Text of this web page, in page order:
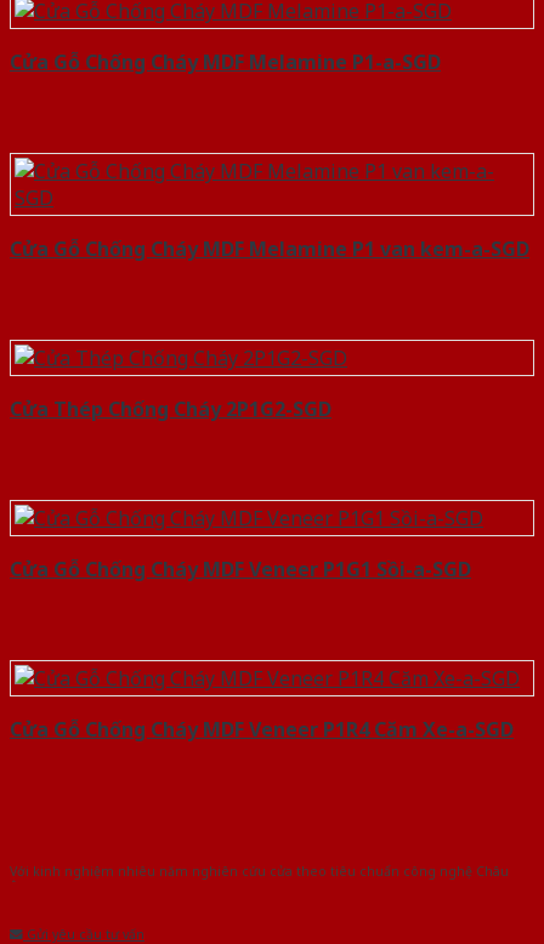
Cửa Gỗ Chống Cháy MDF Melamine P1-a-SGD
Cửa Gỗ Chống Cháy MDF Melamine P1 van kem-a-SGD
Cửa Thép Chống Cháy 2P1G2-SGD
Cửa Gỗ Chống Cháy MDF Veneer P1G1 Sồi-a-SGD
Cửa Gỗ Chống Cháy MDF Veneer P1R4 Căm Xe-a-SGD
Với kinh nghiệm nhiêu năm nghiên cứu cửa theo tiêu chuẩn công nghệ Châu
Gửi yêu cầu tư vấn